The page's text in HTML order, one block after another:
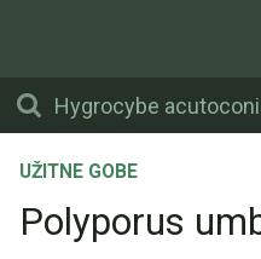
UŽITNE GOBE
Polyporus